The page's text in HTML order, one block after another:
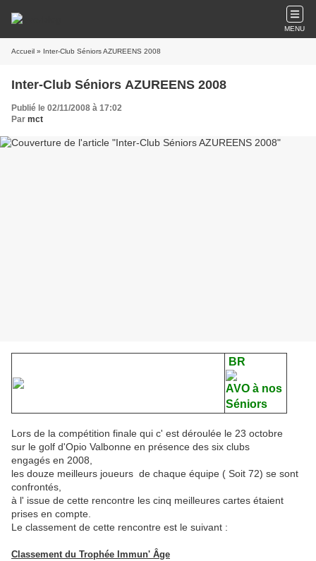
MENU
Accueil » Inter-Club Séniors AZUREENS 2008
Inter-Club Séniors AZUREENS 2008
Publié le 02/11/2008 à 17:02
Par mct
BR
AVO à nos
Séniors
Lors de la compétition finale qui c' est déroulée le 23 octobre
sur le golf d'Opio Valbonne en présence des six clubs
engagés en 2008,
les douze meilleurs joueurs de chaque équipe ( Soit 72) se sont
confrontés,
à l' issue de cette rencontre les cinq meilleures cartes étaient
prises en compte.
Le classement de cette rencontre est le suivant :
Classement du Trophée Immun' Âge